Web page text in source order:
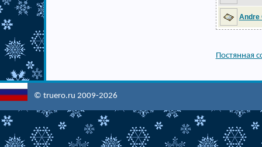
Andre
Постянная
© truero.ru 2009-2026